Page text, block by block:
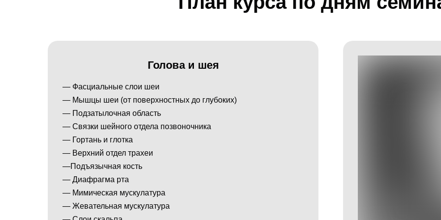
Голова и шея
— Фасциальные слои шеи
— Мышцы шеи (от поверхностных до глубоких)
— Подзатылочная область
— Связки шейного отдела позвоночника
— Гортань и глотка
— Верхний отдел трахеи
—Подъязычная кость
— Диафрагма рта
— Мимическая мускулатура
— Жевательная мускулатура